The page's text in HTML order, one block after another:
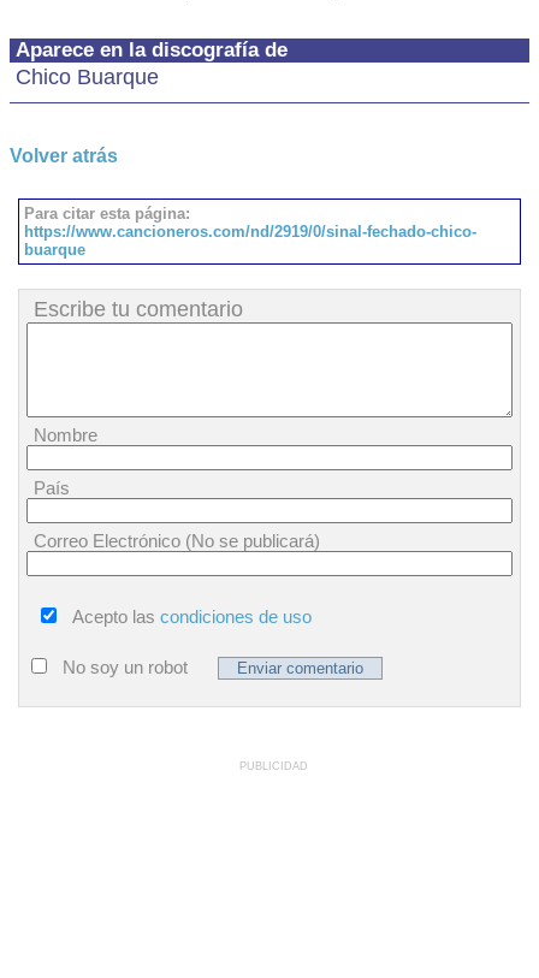
Aparece en la discografía de
Chico Buarque
Volver atrás
Para citar esta página:
https://www.cancioneros.com/nd/2919/0/sinal-fechado-chico-
buarque
Escribe tu comentario
Nombre
País
Correo Electrónico (No se publicará)
Acepto las condiciones de uso
No soy un robot
PUBLICIDAD